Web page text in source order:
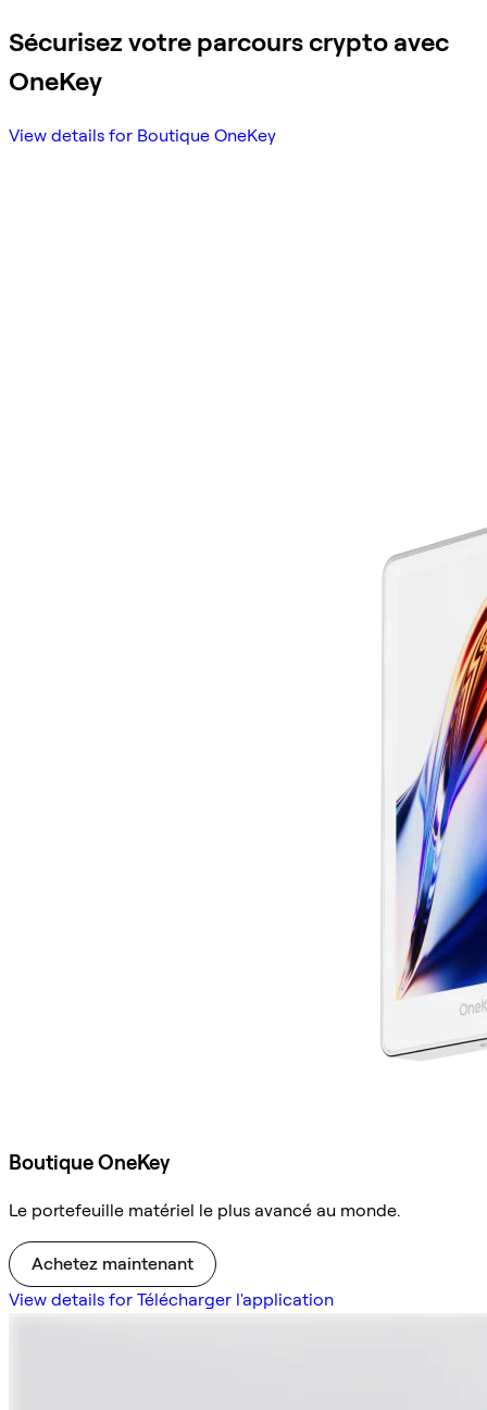
Sécurisez votre parcours crypto avec
OneKey
View details for Boutique OneKey
Boutique OneKey
Le portefeuille matériel le plus avancé au monde.
Achetez maintenant
View details for Télécharger l'application